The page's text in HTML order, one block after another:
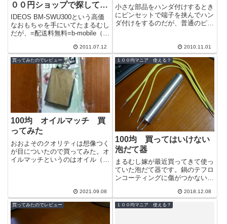
００円ショップで探してみ
た
IDEOS BM-SWU300という高価
なおもちゃを手にいてたまるむし
だが、=配送料無料=b-mobile（ビ
ス） スマートフォン... 2011.07.12
小さな部品をハンダ付けするとき
にピンセットで端子を挟んでハン
ダ付けをするのだが、普通のピン
2010.11.01
買ってみたのでレビュー
100均 オイルマッチ 買
ってみた
おおよそのクオリティは想像つく
が目についたので買ってみた。オ
イルマッチというのはオイル（オ
2021.09.08
１００均マニア 使える？
100均 買ってはいけない
泡だて器
まるむし嫁が最近買ってきて使っ
ていた泡だて器です。鍋のテフロ
ンコーティングに傷がつかないの
型を留めていませんが特徴がある
のでお店で...
2018.12.08
買ってみたのでレビュー １００均マニア 使える？